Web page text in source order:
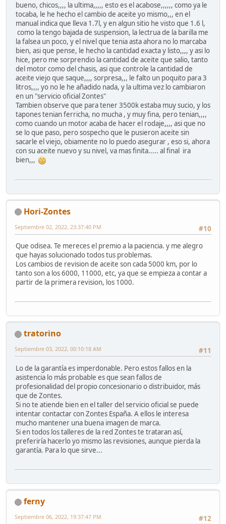
bueno, chicos,,,, la ultima,,,,, esto es el acabose,,,,,, como ya le
tocaba, le he hecho el cambio de aceite yo mismo,,, en el
manual indica que lleva 1.7l, y en algun sitio he visto que 1.6 l,
como la tengo bajada de suspension, la lectrua de la barilla me
la falsea un poco, y el nivel que tenia asta ahora no lo marcaba
bien, asi que pense, le hecho la cantidad exacta y listo,,,, y asi lo
hice, pero me sorprendio la cantidad de aceite que salio, tanto
del motor como del chasis, asi que controle la cantidad de
aceite viejo que saque,,,, sorpresa,,, le falto un poquito para 3
litros,,,, yo no le he añadido nada, y la ultima vez lo cambiaron
en un "servicio oficial Zontes"
Tambien observe que para tener 3500k estaba muy sucio, y los
tapones tenian ferricha, no mucha , y muy fina, pero tenian,,,,
como cuando un motor acaba de hacer el rodaje,,,, asi que no
se lo que paso, pero sospecho que le pusieron aceite sin
sacarle el viejo, obiamente no lo puedo asegurar , eso si, ahora
con su aceite nuevo y su nivel, va mas finita..... al final ira
bien,,,
Hori-Zontes
#10
Septiembre 02, 2022, 23:37:40 PM
Que odisea. Te mereces el premio a la paciencia. y me alegro
que hayas solucionado todos tus problemas.
Los cambios de revision de aceite son cada 5000 km, por lo
tanto son a los 6000, 11000, etc, ya que se empieza a contar a
partir de la primera revision, los 1000.
tratorino
#11
Septiembre 03, 2022, 00:10:18 AM
Lo de la garantía es imperdonable. Pero estos fallos en la
asistencia lo más probable es que sean fallos de
profesionalidad del propio concesionario o distribuidor, más
que de Zontes.
Si no te atiende bien en el taller del servicio oficial se puede
intentar contactar con Zontes España. A ellos le interesa
mucho mantener una buena imagen de marca.
Si en todos los talleres de la red Zontes te trataran así,
preferiría hacerlo yo mismo las revisiones, aunque pierda la
garantía. Para lo que sirve...
ferny
#12
Septiembre 06, 2022, 19:37:47 PM